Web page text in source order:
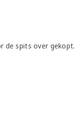
de spits over gekopt.